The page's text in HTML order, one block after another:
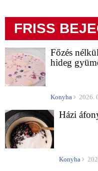
FRISS
Főzés
hideg
Konyha 2026.
Házi
Konyha